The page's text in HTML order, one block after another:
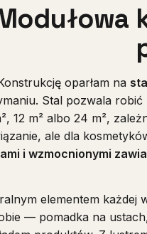
oparłam na
Stal pozwala robić
12 m² albo 24 m²,
ale dla
i wzmocnionymi
elementem każdej
— pomadka na